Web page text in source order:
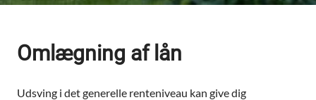
Omlægning af lån
Udsving i det generelle renteniveau kan give dig